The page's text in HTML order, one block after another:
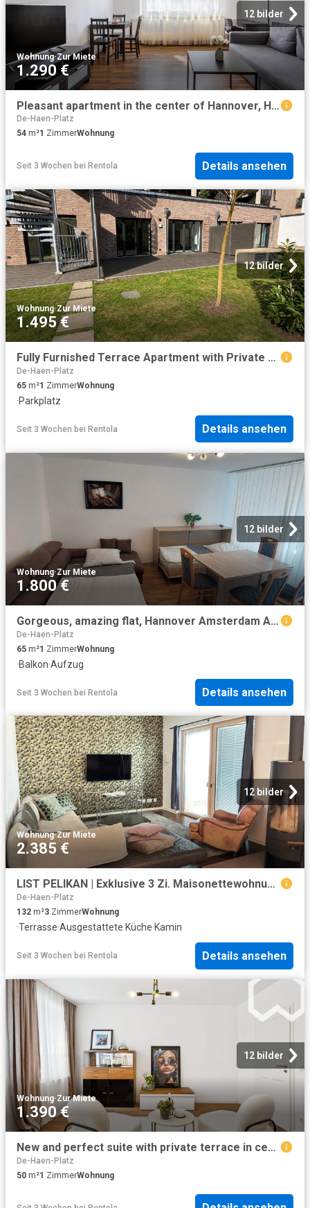
12 bilder
Wohnung·Zur Miete
1.290 €
Pleasant apartment in the center of Hannover, Hannover Amsterdam Apartments for Rent
De-Haen-Platz
54 m²1 ZimmerWohnung
Seit 3 Wochen bei Rentola Details ansehen
12 bilder
Wohnung·Zur Miete
1.495 €
Fully Furnished Terrace Apartment with Private Garden in List next to Eilenriede City Forest, Hannover Amsterdam Apartments for Rent
De-Haen-Platz
65 m²1 ZimmerWohnung
·Parkplatz
Seit 3 Wochen bei Rentola Details ansehen
12 bilder
Wohnung·Zur Miete
1.800 €
Gorgeous, amazing flat, Hannover Amsterdam Apartments for Rent
De-Haen-Platz
65 m²1 ZimmerWohnung
·Balkon·Aufzug
Seit 3 Wochen bei Rentola Details ansehen
12 bilder
Wohnung·Zur Miete
2.385 €
LIST PELIKAN | Exklusive 3 Zi. Maisonettewohnung teilmöbliert mit Terrasse, Loggia, Kamin und EBK
De-Haen-Platz
132 m²3 ZimmerWohnung
·Terrasse·Ausgestattete Küche·Kamin
Seit 3 Wochen bei Rentola Details ansehen
12 bilder
Wohnung·Zur Miete
1.390 €
New and perfect suite with private terrace in central Hannover, Hannover Amsterdam Apartments for Rent
De-Haen-Platz
50 m²1 ZimmerWohnung